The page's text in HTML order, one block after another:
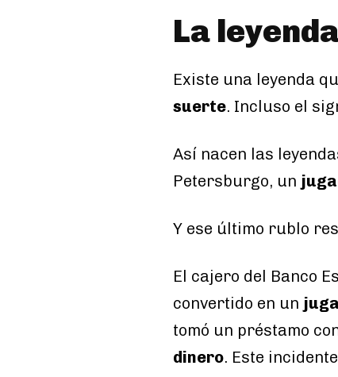
La
Existe una leyenda
suerte. Incluso el
Así nacen las
Petersburgo, un
Y ese último rublo
El cajero del Banco
convertido en un
tomó un préstamo
dinero. Este